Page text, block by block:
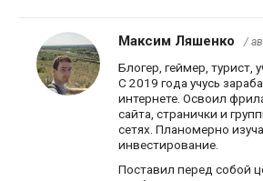
Максим Ляшенко /
Блогер, геймер, турист,
С 2019 года учусь
интернете. Освоил
сайта, странички и
сетях. Планомерно
инвестирование.
Поставил перед собой